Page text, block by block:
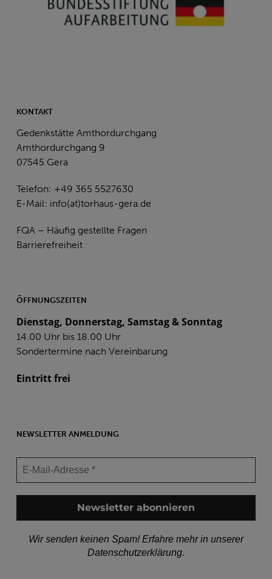
KONTAKT
Gedenkstätte Amthordurchgang
Amthordurchgang 9
07545 Gera
Telefon: +49 365 5527630
E-Mail: info(at)torhaus-gera.de
FQA – Häufig gestellte Fragen
Barrierefreiheit
ÖFFNUNGSZEITEN
Dienstag, Donnerstag, Samstag & Sonntag
14.00 Uhr bis 18.00 Uhr
Sondertermine nach Vereinbarung
Eintritt frei
NEWSLETTER ANMELDUNG
Wir senden keinen Spam! Erfahre mehr in unserer
Datenschutzerklärung.